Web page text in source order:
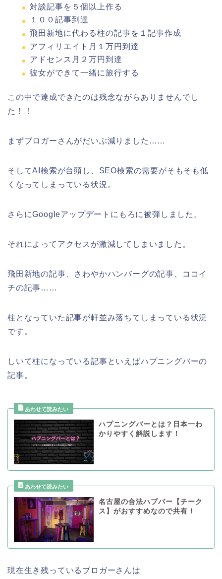
対談記事を５個以上作る
１００記事到達
飛田新地に代わる柱の記事を１記事作成
アフィリエイト月１万円到達
アドセンス月２万円到達
彼女ができて一緒に旅行する
この中で達成できたのは残念ながらありませんでし
た！！
まずブロガーさんがだいぶ減りました……
そしてAI検索が台頭し、SEO検索の需要がそもそも低
くなってしまっている状況。
さらにGoogleアップデートにもろに被弾しました。
それによってアクセスが激減してしまいました。
飛田新地の記事、さわやかハンバーグの記事、ココイ
チの記事……
柱となっていた記事が軒並み落ちてしまっている状況
です。
しいて柱になっている記事といえばハプニングバーの
記事。
ハプニングバーとは？日本一わ
かりやすく解説します！
名古屋の合法ハプバー【チーク
ス】がおすすめなので共有！
現在生き残っているブロガーさんは